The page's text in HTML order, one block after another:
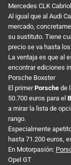
Mercedes CLK
Al igual que al Audi
mercado,
su sustituto. Tiene
precio se va hasta
La ventaja es que al
encontrar ediciones
Porsche Boxster
El primerPorsche de
50.700 euros para el
a mirar la lista de
rango.
Especialmente
hasta 71.200 euros,
En Motorpasión:
Opel GT